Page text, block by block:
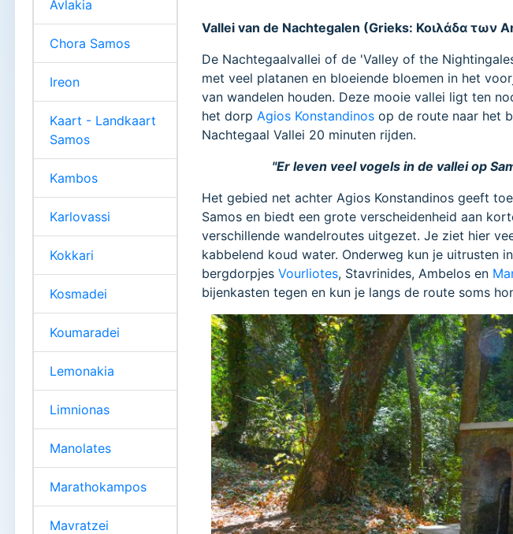
Vallei van de Nachtegalen (Grieks: Κοιλάδα των
De Nachtegaalvallei of de 'Valley of the
met veel platanen en bloeiende bloemen in het
van wandelen houden. Deze mooie vallei ligt ten
het dorp Agios Konstandinos op de route naar het
Nachtegaal Vallei 20 minuten rijden.
"Er leven veel vogels in de vallei op
Het gebied net achter Agios Konstandinos geeft
Samos en biedt een grote verscheidenheid aan
verschillende wandelroutes uitgezet. Je ziet hier
kabbelend koud water. Onderweg kun je uitrusten
bergdorpjesVourliotes, Stavrinides, Ambelos en
bijenkasten tegen en kun je langs de route soms
Avlakia
Chora Samos
Ireon
Kaart - Landkaart
Samos
Kambos
Karlovassi
Kokkari
Kosmadei
Koumaradei
Lemonakia
Limnionas
Manolates
Marathokampos
Mavratzei